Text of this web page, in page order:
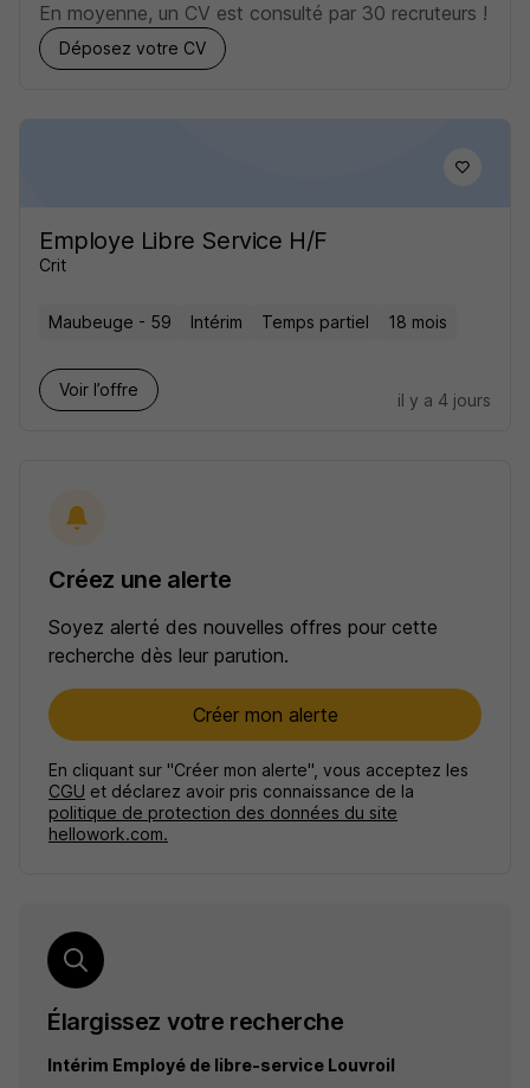
En moyenne, un CV est consulté par 30 recruteurs !
Déposez votre CV
Employe Libre Service H/F
Crit
Maubeuge - 59 Intérim Temps partiel 18 mois
Voir l’offre
il y a 4 jours
Créez une alerte
Soyez alerté des nouvelles offres pour cette
recherche dès leur parution.
Créer mon alerte
En cliquant sur "Créer mon alerte", vous acceptez les
CGU et déclarez avoir pris connaissance de la
politique de protection des données du site
hellowork.com.
Élargissez votre recherche
Intérim Employé de libre-service Louvroil